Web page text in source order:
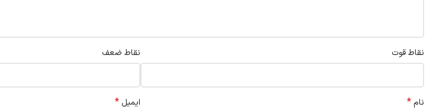
نقاط قوت نقاط ضعف
نام* ایمیل*